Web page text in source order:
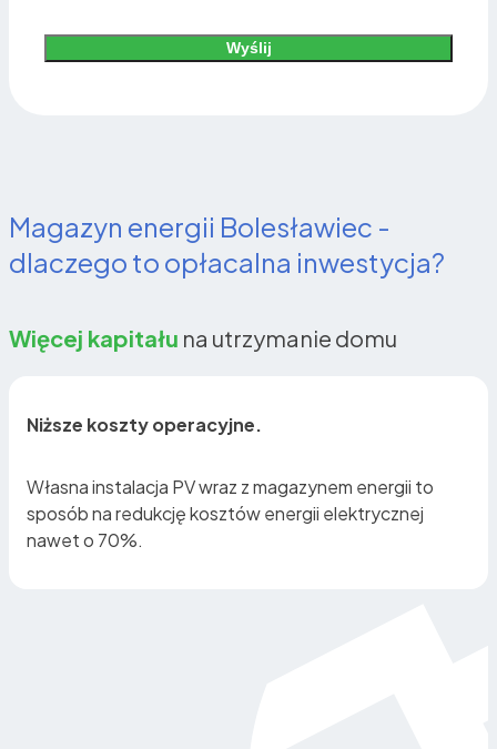
Wyślij
Magazyn energii Bolesławiec -
dlaczego to opłacalna inwestycja?
Więcej kapitału na utrzymanie domu
Niższe koszty operacyjne.
Własna instalacja PV wraz z magazynem energii to
sposób na redukcję kosztów energii elektrycznej
nawet o 70%.